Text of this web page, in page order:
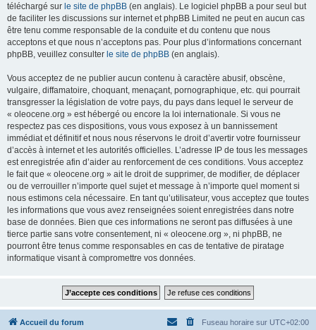
téléchargé sur le site de phpBB (en anglais). Le logiciel phpBB a pour seul but
de faciliter les discussions sur internet et phpBB Limited ne peut en aucun cas
être tenu comme responsable de la conduite et du contenu que nous
acceptons et que nous n’acceptons pas. Pour plus d’informations concernant
phpBB, veuillez consulter le site de phpBB (en anglais).
Vous acceptez de ne publier aucun contenu à caractère abusif, obscène,
vulgaire, diffamatoire, choquant, menaçant, pornographique, etc. qui pourrait
transgresser la législation de votre pays, du pays dans lequel le serveur de
« oleocene.org » est hébergé ou encore la loi internationale. Si vous ne
respectez pas ces dispositions, vous vous exposez à un bannissement
immédiat et définitif et nous nous réservons le droit d’avertir votre fournisseur
d’accès à internet et les autorités officielles. L’adresse IP de tous les messages
est enregistrée afin d’aider au renforcement de ces conditions. Vous acceptez
le fait que « oleocene.org » ait le droit de supprimer, de modifier, de déplacer
ou de verrouiller n’importe quel sujet et message à n’importe quel moment si
nous estimons cela nécessaire. En tant qu’utilisateur, vous acceptez que toutes
les informations que vous avez renseignées soient enregistrées dans notre
base de données. Bien que ces informations ne seront pas diffusées à une
tierce partie sans votre consentement, ni « oleocene.org », ni phpBB, ne
pourront être tenus comme responsables en cas de tentative de piratage
informatique visant à compromettre vos données.
Accueil du forum Fuseau horaire sur UTC+02:00